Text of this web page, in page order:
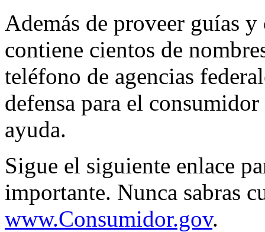
Además de proveer guías
contiene cientos de
teléfono de agencias
defensa para el
ayuda.
Sigue el siguiente enlace
importante. Nunca sabras
www.Consumidor.gov.